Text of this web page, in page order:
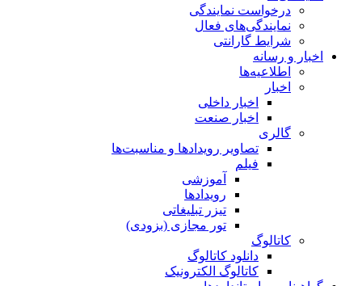
درخواست نمایندگی
نمایندگی‌های فعال
شرایط گارانتی
اخبار و رسانه
اطلاعیه‌ها
اخبار
اخبار داخلی
اخبار صنعت
گالری
تصاویر رویدادها و مناسبت‌ها
فیلم
آموزشی
رویدادها
تیزر تبلیغاتی
تور مجازی (بزودی)
کاتالوگ
دانلود کاتالوگ
کاتالوگ الکترونیک